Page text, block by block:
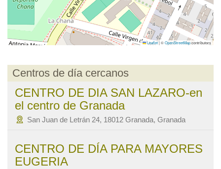
Leaflet|©OpenStreetMapcontributors
Centros de día cercanos
CENTRO DE DIA SAN LAZARO-en
el centro de Granada
San Juan de Letrán 24, 18012 Granada, Granada
CENTRO DE DÍA PARA MAYORES
EUGERIA